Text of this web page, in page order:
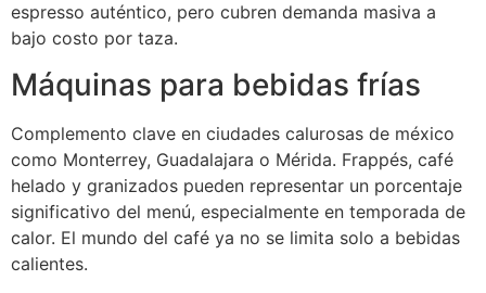
espresso auténtico, pero cubren demanda masiva a
bajo costo por taza.
Máquinas para bebidas frías
Complemento clave en ciudades calurosas de méxico
como Monterrey, Guadalajara o Mérida. Frappés, café
helado y granizados pueden representar un porcentaje
significativo del menú, especialmente en temporada de
calor. El mundo del café ya no se limita solo a bebidas
calientes.